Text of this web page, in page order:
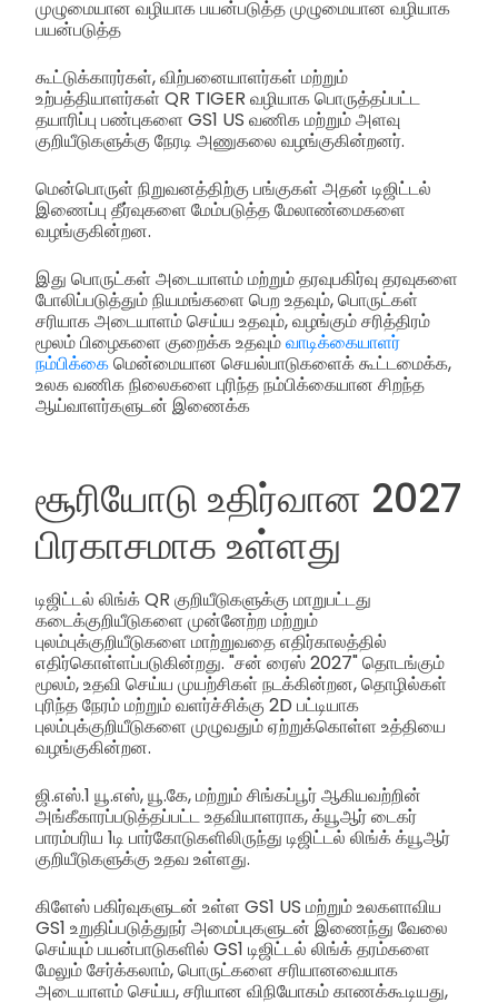
முழுமையான வழியாக பயன்படுத்த முழுமையான வழியாக
பயன்படுத்த
கூட்டுக்காரர்கள், விற்பனையாளர்கள் மற்றும்
உற்பத்தியாளர்கள் QR TIGER வழியாக பொருத்தப்பட்ட
தயாரிப்பு பண்புகளை GS1 US வணிக மற்றும் அளவு
குறியீடுகளுக்கு நேரடி அணுகலை வழங்குகின்றனர்.
மென்பொருள் நிறுவனத்திற்கு பங்குகள் அதன் டிஜிட்டல்
இணைப்பு தீர்வுகளை மேம்படுத்த மேலாண்மைகளை
வழங்குகின்றன.
இது பொருட்கள் அடையாளம் மற்றும் தரவுபகிர்வு தரவுகளை
போலிப்படுத்தும் நியமங்களை பெற உதவும், பொருட்கள்
சரியாக அடையாளம் செய்ய உதவும், வழங்கும் சரித்திரம்
மூலம் பிழைகளை குறைக்க உதவும்வாடிக்கையாளர்
நம்பிக்கைமென்மையான செயல்பாடுகளைக் கூட்டமைக்க,
உலக வணிக நிலைகளை புரிந்த நம்பிக்கையான சிறந்த
ஆய்வாளர்களுடன் இணைக்க
சூரியோடு உதிர்வான 2027
பிரகாசமாக உள்ளது
டிஜிட்டல் லிங்க் QR குறியீடுகளுக்கு மாறுபட்டது
கடைக்குறியீடுகளை முன்னேற்ற மற்றும்
புலம்புக்குறியீடுகளை மாற்றுவதை எதிர்காலத்தில்
எதிர்கொள்ளப்படுகின்றது. "சன் ரைஸ் 2027" தொடங்கும்
மூலம், உதவி செய்ய முயற்சிகள் நடக்கின்றன, தொழில்கள்
புரிந்த நேரம் மற்றும் வளர்ச்சிக்கு 2D பட்டியாக
புலம்புக்குறியீடுகளை முழுவதும் ஏற்றுக்கொள்ள உத்தியை
வழங்குகின்றன.
ஜி.எஸ்.1 யூ.எஸ், யூ.கே, மற்றும் சிங்கப்பூர் ஆகியவற்றின்
அங்கீகாரப்படுத்தப்பட்ட உதவியாளராக, க்யூஆர் டைகர்
பாரம்பரிய 1டி பார்கோடுகளிலிருந்து டிஜிட்டல் லிங்க் க்யூஆர்
குறியீடுகளுக்கு உதவ உள்ளது.
கிளேஸ் பகிர்வுகளுடன் உள்ள GS1 US மற்றும் உலகளாவிய
GS1 உறுதிப்படுத்துநர் அமைப்புகளுடன் இணைந்து வேலை
செய்யும் பயன்பாடுகளில் GS1 டிஜிட்டல் லிங்க் தரம்களை
மேலும் சேர்க்கலாம், பொருட்களை சரியானவையாக
அடையாளம் செய்ய, சரியான விநியோகம் காணக்கூடியது,